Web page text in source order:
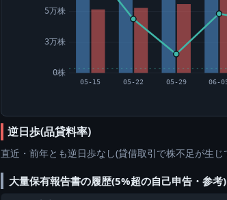
0株
3万株
5万株
05-15 05-22 05-29 06-
逆日歩(品貸料率)
直近・前年とも逆日歩なし(貸借取引で株不足が生じ
大量保有報告書の履歴(5%超の自己申告・参考)